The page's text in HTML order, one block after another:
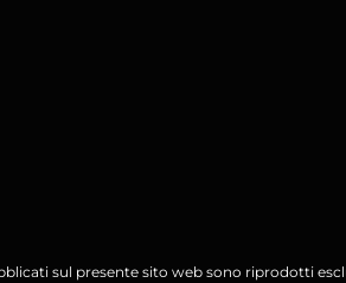
sul presente sito web sono riprodotti